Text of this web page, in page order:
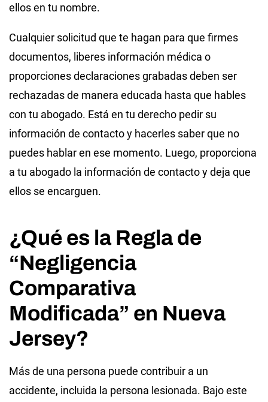
ellos en tu nombre.
Cualquier solicitud que te hagan para que firmes
documentos, liberes información médica o
proporciones declaraciones grabadas deben ser
rechazadas de manera educada hasta que hables
con tu abogado. Está en tu derecho pedir su
información de contacto y hacerles saber que no
puedes hablar en ese momento. Luego, proporciona
a tu abogado la información de contacto y deja que
ellos se encarguen.
¿Qué es la Regla de
“Negligencia
Comparativa
Modificada” en Nueva
Jersey?
Más de una persona puede contribuir a un
accidente, incluida la persona lesionada. Bajo este